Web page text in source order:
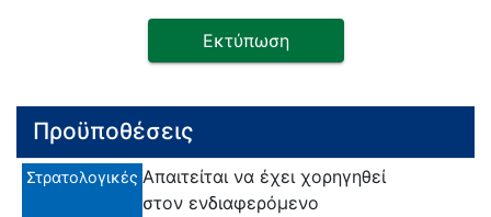
Εκτύπωση
Προϋποθέσεις
Στρατολογικές Απαιτείται να έχει χορηγηθεί
στον ενδιαφερόμενο